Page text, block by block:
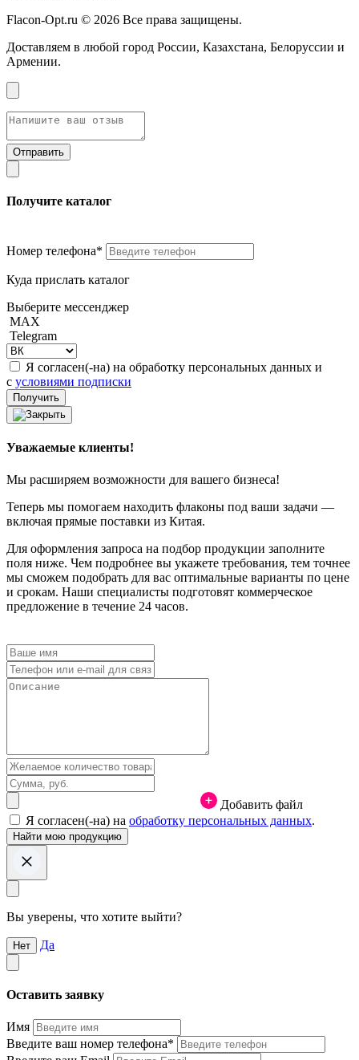
Flacon-Opt.ru © 2026 Все права защищены.
Доставляем в любой город России, Казахстана, Белоруссии и
Армении.
Получите каталог
Номер телефона*
Куда прислать каталог
Выберите мессенджер
MAX
Telegram
Я согласен(-на) на обработку персональных данных и
с условиями подписки
Уважаемые клиенты!
Мы расширяем возможности для вашего бизнеса!
Теперь мы помогаем находить флаконы под ваши задачи —
включая прямые поставки из Китая.
Для оформления запроса на подбор продукции заполните
поля ниже. Чем подробнее вы укажете требования, тем точнее
мы сможем подобрать для вас оптимальные варианты по цене
и срокам. Наши специалисты подготовят коммерческое
предложение в течение 24 часов.
Добавить файл
Я согласен(-на) на обработку персональных данных.
Вы уверены, что хотите выйти?
Нет Да
Оставить заявку
Имя
Введите ваш номер телефона*